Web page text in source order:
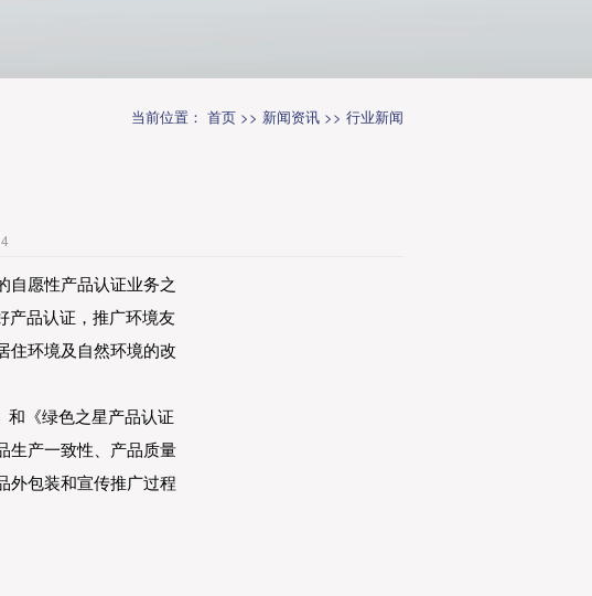
当前位置： 首页>> 新闻资讯>> 行业新闻
自愿性产品认证业务之
产品认证，推广环境友
住环境及自然环境的改
《绿色之星产品认证
生产一致性、产品质量
外包装和宣传推广过程